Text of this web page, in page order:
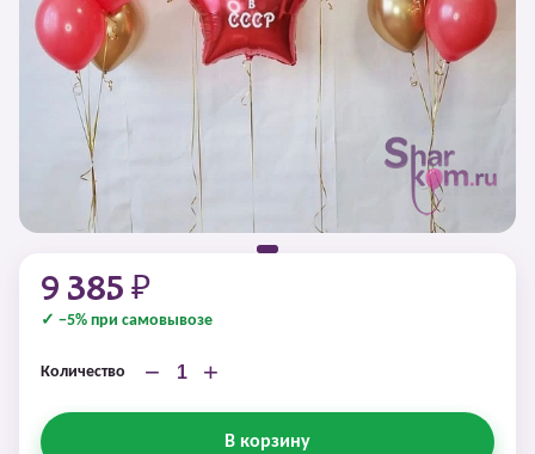
9 385 ₽
✓ −5% при самовывозе
Количество − +
В корзину